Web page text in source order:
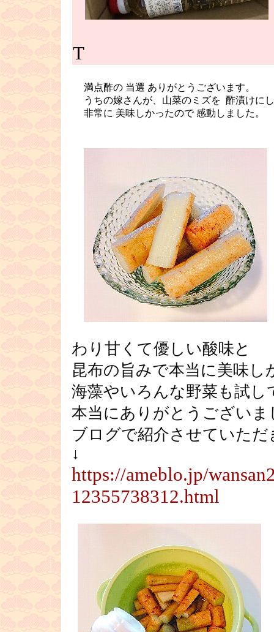
T
満点酢の 当選 ありがとうございます。
うちの嫁さんが、山菜のミズを 酢漬けに
非常に 美味しかったので 感動し
わり甘くて優しい酸味と
昆布の旨みで本当に美味し
海藻やいろんな野菜も試
本当にありがとうございま
ブログで紹介させていた
↓
https://ameblo.jp/
12355738312.html